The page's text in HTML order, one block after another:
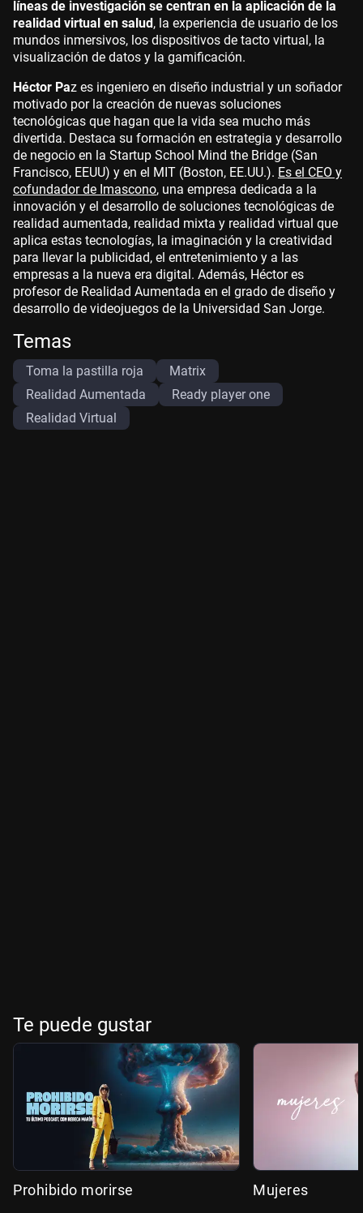
líneas de investigación se centran en la aplicación de la
realidad virtual en salud, la experiencia de usuario de los
mundos inmersivos, los dispositivos de tacto virtual, la
visualización de datos y la gamificación.
Héctor Paz es ingeniero en diseño industrial y un soñador
motivado por la creación de nuevas soluciones
tecnológicas que hagan que la vida sea mucho más
divertida. Destaca su formación en estrategia y desarrollo
de negocio en la Startup School Mind the Bridge (San
Francisco, EEUU) y en el MIT (Boston, EE.UU.). Es el CEO y
cofundador de Imascono, una empresa dedicada a la
innovación y el desarrollo de soluciones tecnológicas de
realidad aumentada, realidad mixta y realidad virtual que
aplica estas tecnologías, la imaginación y la creatividad
para llevar la publicidad, el entretenimiento y a las
empresas a la nueva era digital. Además, Héctor es
profesor de Realidad Aumentada en el grado de diseño y
desarrollo de videojuegos de la Universidad San Jorge.
Temas
Toma la pastilla roja
Matrix
Realidad Aumentada
Ready player one
Realidad Virtual
Te puede gustar
Prohibido morirse Mujeres